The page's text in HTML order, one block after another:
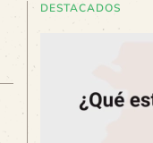
DESTACADOS